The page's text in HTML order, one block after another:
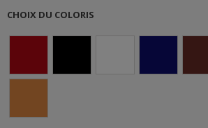
CHOIX DU COLORIS